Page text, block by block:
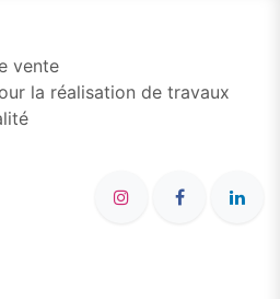
vente
la réalisation de travaux